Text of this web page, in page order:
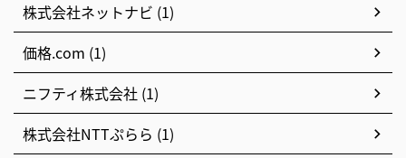
株式会社ネットナビ (1)
価格.com (1)
ニフティ株式会社 (1)
株式会社NTTぷらら (1)